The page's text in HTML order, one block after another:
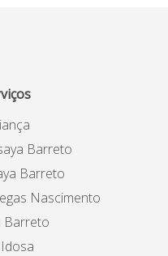
Barreto
Barreto
Nascimento
Barreto